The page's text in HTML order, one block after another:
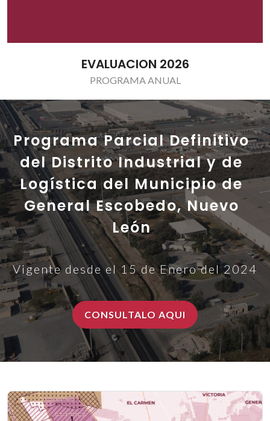
CONVOCATORIA
Transparencia
Programa Parcial Definitivo
del Distrito Industrial y de
Logística del Municipio de
General Escobedo, Nuevo
León
Vigente desde el 15 de Enero del 2024
CONSULTALO AQUI